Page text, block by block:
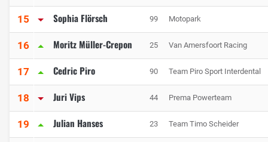
15 Sophia Flörsch 99 Motopark
16 Moritz Müller-Crepon 25 Van Amersfoort Racing
17 Cedric Piro 90 Team Piro Sport Interdental
18 Juri Vips 44 Prema Powerteam
19 Julian Hanses 23 Team Timo Scheider